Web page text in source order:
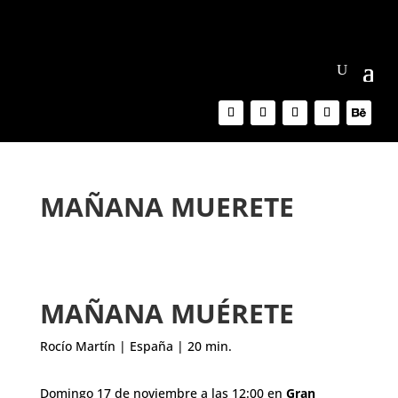
MAÑANA MUERETE
MAÑANA MUÉRETE
Rocío Martín | España | 20 min.
Domingo 17 de noviembre a las 12:00 en Gran